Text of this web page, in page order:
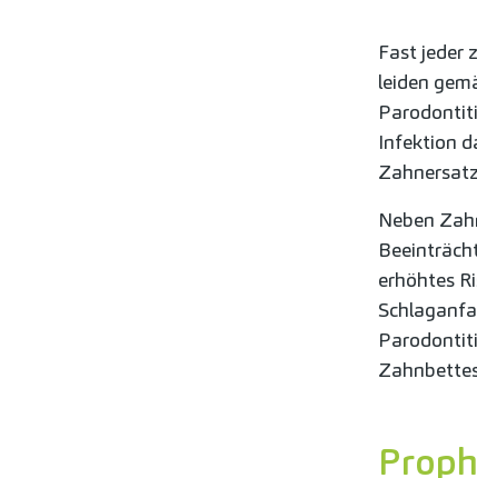
Fast jeder
leiden
Infektion
Neben
erhöhtes